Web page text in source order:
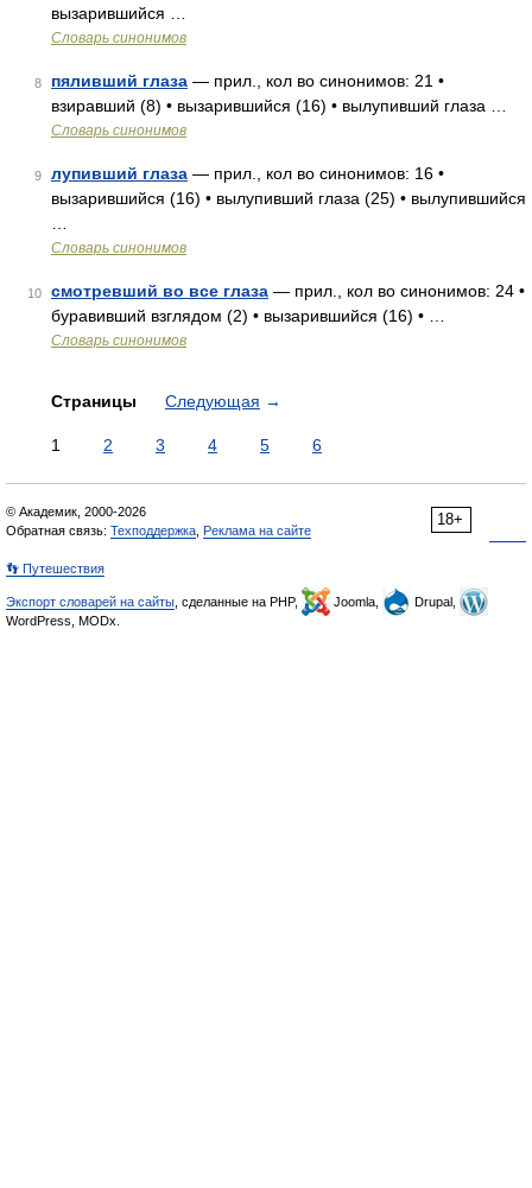
вызарившийся …
Словарь синонимов
8 пяливший глаза — прил., кол во синонимов: 21 •
взиравший (8) • вызарившийся (16) • вылупивший глаза …
Словарь синонимов
9 лупивший глаза — прил., кол во синонимов: 16 •
вызарившийся (16) • вылупивший глаза (25) • вылупившийся
Словарь синонимов
10 смотревший во все глаза — прил., кол во синонимов: 24 •
буравивший взглядом (2) • вызарившийся (16) • …
Словарь синонимов
Страницы Следующая →
1 2 3 4 5 6
18+
© Академик, 2000-2026
Обратная связь: Техподдержка Реклама на сайте
👣 Путешествия
Экспорт словарей на сайты , сделанные на PHP, Joomla,
Drupal,
WordPress, MODx.